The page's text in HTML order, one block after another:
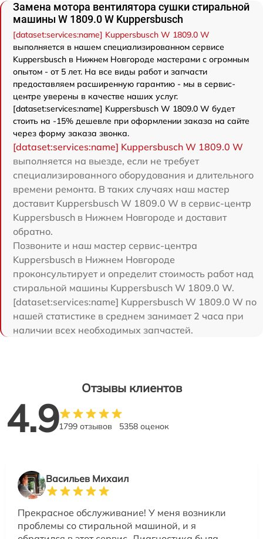
Замена мотора вентилятора сушки стиральной
машины W 1809.0 W Kuppersbusch
[dataset:services:name] Kuppersbusch W 1809.0 W
выполняется в нашем специализированном сервисе
Kuppersbusch в Нижнем Новгороде мастерами с огромным
опытом - от 5 лет. На все виды работ и запчасти
предоставляем расширенную гарантию - мы в сервис-
центре уверены в качестве наших услуг.
[dataset:services:name] Kuppersbusch W 1809.0 W будет
стоить на -15% дешевле при оформлении заказа на сайте
через форму заказа звонка.
[dataset:services:name] Kuppersbusch W 1809.0 W
выполняется на выезде, если не требует
специализированного оборудования и длительного
времени ремонта. В таких случаях наш мастер
доставит Kuppersbusch W 1809.0 W в сервис-центр
Kuppersbusch в Нижнем Новгороде и доставит
обратно.
Позвоните и наш мастер сервис-центра
Kuppersbusch в Нижнем Новгороде
проконсультирует и определит стоимость работ над
стиральной машины Kuppersbusch W 1809.0 W.
[dataset:services:name] Kuppersbusch W 1809.0 W по
нашей статистике в среднем занимает 2 часа при
наличии всех необходимых запчастей.
Отзывы клиентов
4.91799 отзывов 5358 оценок
Васильев Михаил
Прекрасное обслуживание! У меня возникли
проблемы со стиральной машиной, и я